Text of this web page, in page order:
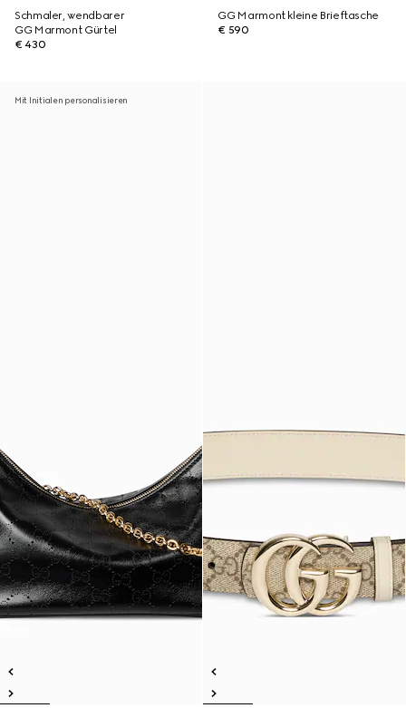
Schmaler, wendbarer
GG Marmont Gürtel
€ 430
GG Marmont kleine Brieftasche
€ 590
Mit Initialen personalisieren